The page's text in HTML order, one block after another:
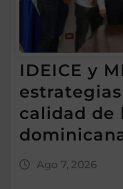
IDEICE y
calidad de
Ago 7, 2026